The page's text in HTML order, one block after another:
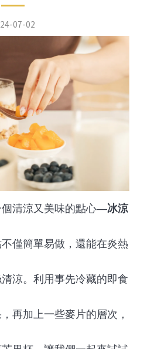
07-02
個清涼又美味的點心—冰涼
僅簡單易做，還能在炎熱
涼。利用事先冷藏的即食
再加上一些麥片的層次，